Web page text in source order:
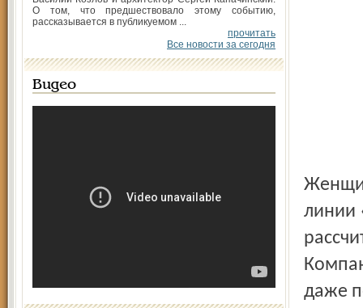
О том, что предшествовало этому событию,
рассказывается в публикуемом ...
прочитать
Все новости за сегодня
Видео
Женщина приобрела средства известной косметической
линии
даже